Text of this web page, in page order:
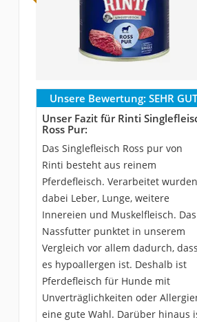
Unsere Bewertung: SEHR
Unser Fazit für Rinti
Ross Pur:
Das Singlefleisch Ross pur von
Rinti besteht aus reinem
Pferdefleisch. Verarbeitet wurden
dabei Leber, Lunge, weitere
Innereien und Muskelfleisch. Das
Nassfutter punktet in unserem
Vergleich vor allem dadurch, dass
es hypoallergen ist. Deshalb ist
Pferdefleisch für Hunde mit
Unverträglichkeiten oder
eine gute Wahl. Darüber hinaus